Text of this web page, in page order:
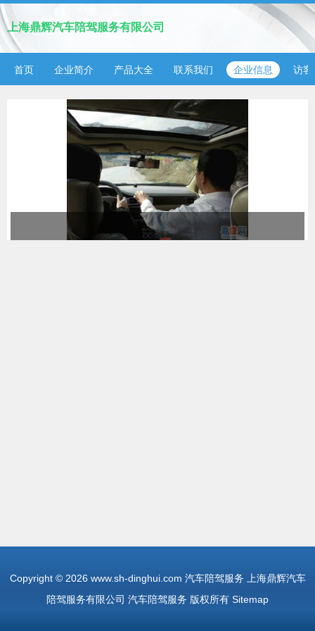
上海鼎辉汽车陪驾服务有限公司
首页 企业简介 产品大全 联系我们 企业信息 访客
Copyright © 2026 www.sh-dinghui.com 汽车陪驾服务
上海鼎辉汽车
陪驾服务有限公司 汽车陪驾服务 版权所有 Sitemap